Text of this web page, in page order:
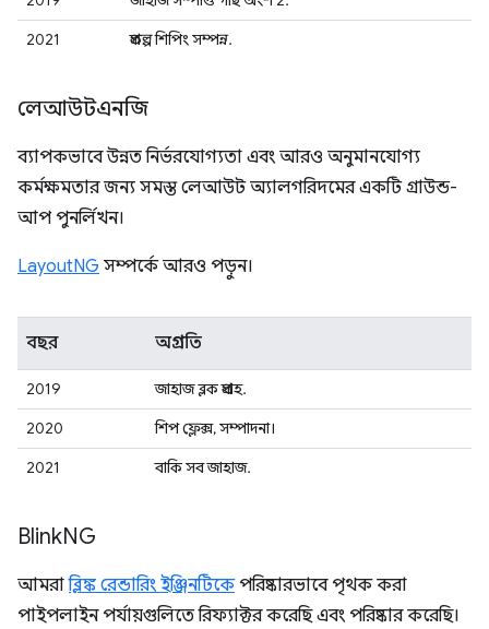
2021
প্রকল্প শিপিং সম্পন্ন.
লেআউটএনজি
ব্যাপকভাবে উন্নত নির্ভরযোগ্যতা এবং আরও অনুমানযোগ্য
কর্মক্ষমতার জন্য সমস্ত লেআউট অ্যালগরিদমের একটি গ্রাউন্ড-
আপ পুনর্লিখন।
LayoutNG সম্পর্কে আরও পড়ুন।
বছর অগ্রগতি
2019
জাহাজ ব্লক প্রবাহ.
2020
শিপ ফ্লেক্স, সম্পাদনা।
2021
বাকি সব জাহাজ.
BlinkNG
আমরাব্লিঙ্ক রেন্ডারিং ইঞ্জিনটিকেপরিষ্কারভাবে পৃথক করা
পাইপলাইন পর্যায়গুলিতে রিফ্যাক্টর করেছি এবং পরিষ্কার করেছি।